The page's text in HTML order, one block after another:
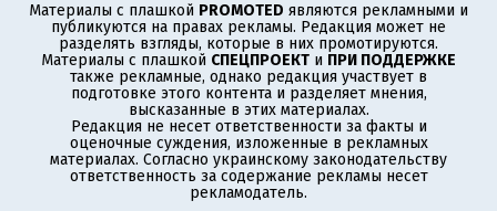
Материалы с плашкой PROMOTED являются рекламными и
публикуются на правах рекламы. Редакция может не
разделять взгляды, которые в них промотируются.
Материалы с плашкой СПЕЦПРОЕКТ и ПРИ ПОДДЕРЖКЕ
также рекламные, однако редакция участвует в
подготовке этого контента и разделяет мнения,
высказанные в этих материалах.
Редакция не несет ответственности за факты и
оценочные суждения, изложенные в рекламных
материалах. Согласно украинскому законодательству
ответственность за содержание рекламы несет
рекламодатель.